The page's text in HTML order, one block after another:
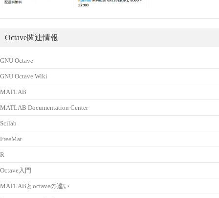
Octave関連情報
GNU Octave
GNU Octave Wiki
MATLAB
MATLAB Documentation Center
Scilab
FreeMat
R
Octave入門
MATLABとoctaveの違い